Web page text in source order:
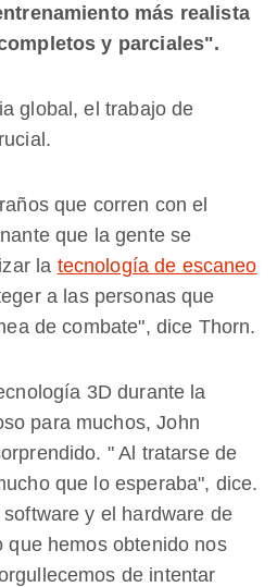
más realista
y parciales".
global, el trabajo de
que corren con el
que la gente se
la tecnología de escaneo
a las personas que
de combate", dice Thorn.
3D durante la
para muchos, John
" Al tratarse de
que lo esperaba", dice.
y el hardware de
que hemos obtenido nos
de intentar